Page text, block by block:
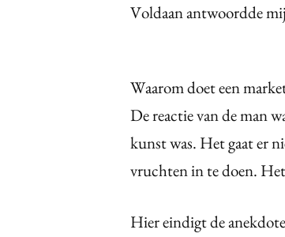
Voldaan antwoordde
Waarom doet een
De reactie van de man
kunst was. Het gaat er
vruchten in te doen.
Hier eindigt de